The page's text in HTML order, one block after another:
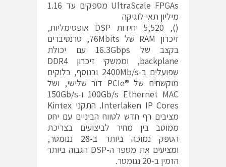
UltraScale FPGAs מספקים עד 1.16
מיליון תאי לוגיקה
(), 5,520 יחידות DSP אופטימליות,
זיכרון RAM של 76Mbits, טרנסיברים
בקצב של 16.3Gbps עם יכולת
backplane, וממשקי זיכרון DDR4
שפועלים ב-2400Mb/s ובנוסף, בלוקים
מוקשחים של ®PCIe דור שלישי, ושל
100Gb/s Ethernet MAC ו-150Gb/s
Interlaken IP Cores. התקני Kintex
מציבים רף חדש לטווח הביניים עם יחס
ממוטב בין מחיר לביצועים בצריכת
הספק נמוכה ביותר ב-28 ננומטר,
ומציעים את מספר ה-DSP הגבוה ביותר
הזמין ב-20 ננומטר.